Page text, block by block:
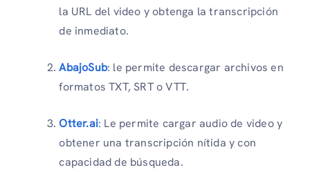
la URL del video y obtenga la transcripción
de inmediato.
AbajoSub: le permite descargar archivos en
formatos TXT, SRT o VTT.
Otter.ai: Le permite cargar audio de video y
obtener una transcripción nítida y con
capacidad de búsqueda.